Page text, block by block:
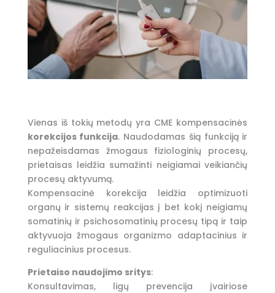
Vienas iš tokių metodų yra CME kompensacinės
korekcijos funkcija. Naudodamas šią funkciją ir
nepažeisdamas žmogaus fiziologinių procesų,
prietaisas leidžia sumažinti neigiamai veikiančių
procesų aktyvumą.
Kompensacinė korekcija leidžia optimizuoti
organų ir sistemų reakcijas į bet kokį neigiamų
somatinių ir psichosomatinių procesų tipą ir taip
aktyvuoja žmogaus organizmo adaptacinius ir
reguliacinius procesus.
Prietaiso naudojimo sritys:
Konsultavimas, ligų prevencija įvairiose